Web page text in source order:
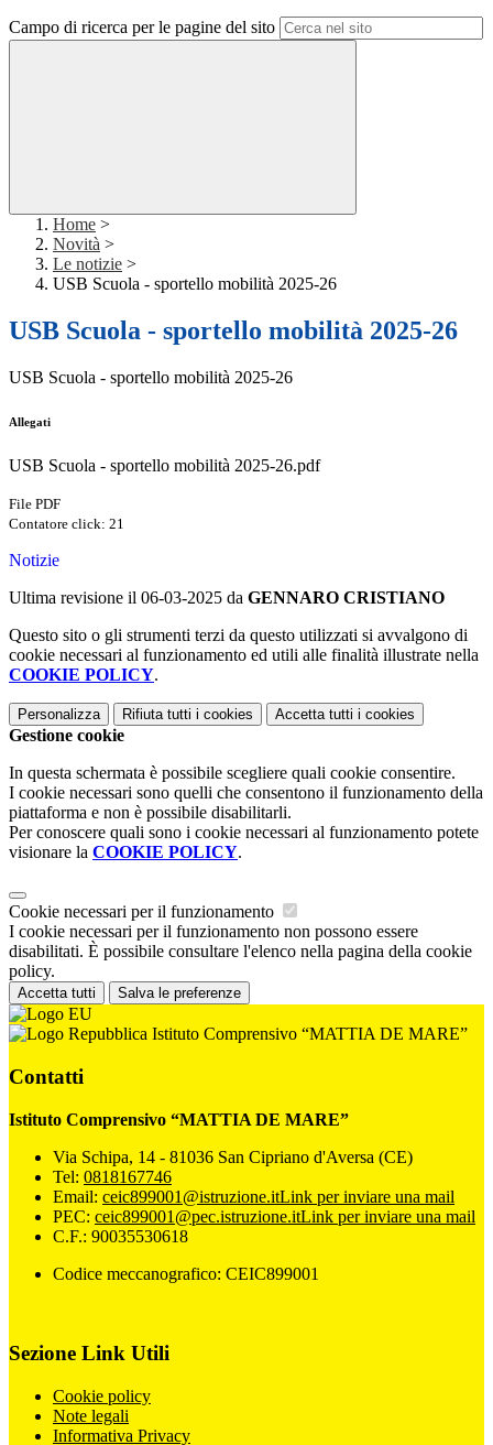
Campo di ricerca per le pagine del sito
Home >
Novità >
Le notizie >
USB Scuola - sportello mobilità 2025-26
USB Scuola - sportello mobilità 2025-26
USB Scuola - sportello mobilità 2025-26
Allegati
USB Scuola - sportello mobilità 2025-26.pdf
File PDF
Contatore click: 21
Notizie
Ultima revisione il 06-03-2025 da GENNARO CRISTIANO
Questo sito o gli strumenti terzi da questo utilizzati si avvalgono di
cookie necessari al funzionamento ed utili alle finalità illustrate nella
COOKIE POLICY.
Personalizza Rifiuta tutti i cookies Accetta tutti i cookies
Gestione cookie
In questa schermata è possibile scegliere quali cookie consentire.
I cookie necessari sono quelli che consentono il funzionamento della
piattaforma e non è possibile disabilitarli.
Per conoscere quali sono i cookie necessari al funzionamento potete
visionare la COOKIE POLICY.
Cookie necessari per il funzionamento
I cookie necessari per il funzionamento non possono essere
disabilitati. È possibile consultare l'elenco nella pagina della cookie
policy.
Accetta tutti Salva le preferenze
Istituto Comprensivo “MATTIA DE MARE”
Contatti
Istituto Comprensivo “MATTIA DE MARE”
Via Schipa, 14 - 81036 San Cipriano d'Aversa (CE)
Tel: 0818167746
Email: ceic899001@istruzione.itLink per inviare una mail
PEC: ceic899001@pec.istruzione.itLink per inviare una mail
C.F.: 90035530618
Codice meccanografico: CEIC899001
Sezione Link Utili
Cookie policy
Note legali
Informativa Privacy